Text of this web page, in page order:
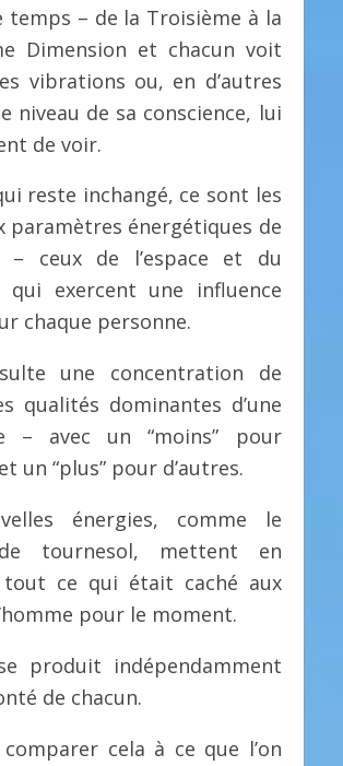
temps – de la Troisième à la
Dimension et chacun voit
vibrations ou, en d’autres
niveau de sa conscience, lui
de voir.
reste inchangé, ce sont les
paramètres énergétiques de
– ceux de l’espace et du
qui exercent une influence
chaque personne.
une concentration de
qualités dominantes d’une
– avec un “moins” pour
un “plus” pour d’autres.
énergies, comme le
tournesol, mettent en
tout ce qui était caché aux
pour le moment.
produit indépendamment
de chacun.
cela à ce que l’on